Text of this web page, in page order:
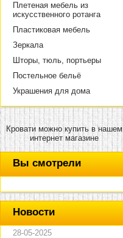
Плетеная мебель из
искусственного ротанга
Пластиковая мебель
Зеркала
Шторы, тюль, портьеры
Постельное бельё
Украшения для дома
Кровати можно купить в нашем
интернет магазине
Вы смотрели
Новости
28-05-2025